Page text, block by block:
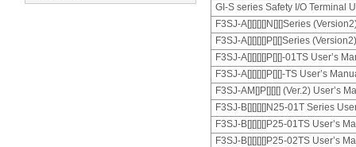
GI-S series Safety I/O Terminal
F3SJ-A[][][][]N[][]Series
F3SJ-A[][][][]P[][]Series
F3SJ-A[][][][]P[][]-01TS User’s
F3SJ-A[][][][]P[][]-TS User’s
F3SJ-AM[]P[][][] (Ver.2) User’s
F3SJ-B[][][][]N25-01T Series
F3SJ-B[][][][]P25-01TS User’s
F3SJ-B[][][][]P25-02TS User’s